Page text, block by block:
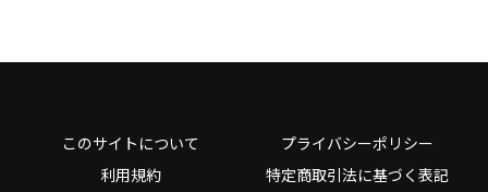
このサイトについて
プライバシーポリシー
利用規約
特定商取引法に基づく表記